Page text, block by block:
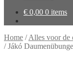
€ 0,00 0 items
Home /Alles voor de
/Jákó